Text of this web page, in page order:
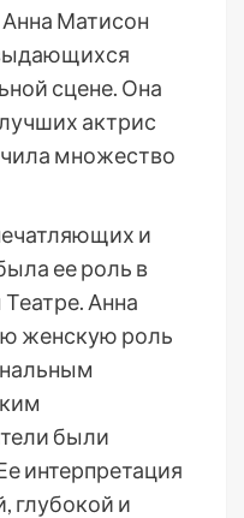
Анна Матисон
сцене. Она
актрис
множество
и
ее роль в
Анна
женскую роль
были
интерпретация
глубокой и